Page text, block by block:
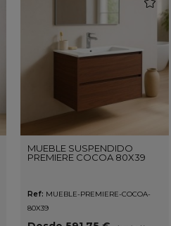
MUEBLE SUSPENDIDO
PREMIERE COCOA 80X39
Ref: MUEBLE-PREMIERE-COCOA-
80X39